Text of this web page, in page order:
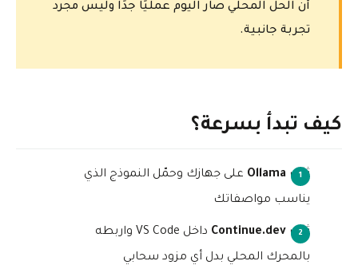
أن الحل المحلي صار اليوم عمليًا جدًا وليس مجرد
تجربة جانبية.
كيف تبدأ بسرعة؟
ثبّت Ollama على جهازك وحمّل النموذج الذي
يناسب مواصفاتك
ثبّت Continue.dev
داخل VS Code واربطه
بالمحرك المحلي بدل أي مزود سحابي